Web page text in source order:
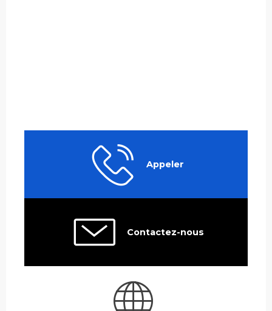
Appeler
Contactez-nous